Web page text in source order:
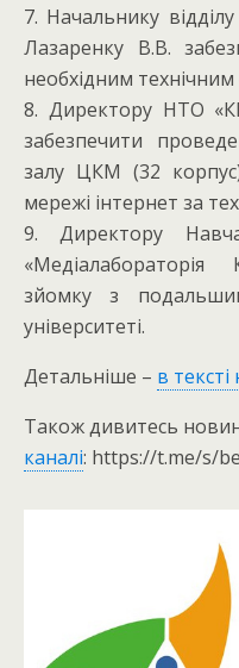
7. Начальнику
Лазаренку В.В.
необхідним
8. Директору НТО
забезпечити
залу ЦКМ (32
мережі інтернет за
9. Директору
зйомку з
університеті.
Детальніше – в тексті
Також дивитесь
каналі: https://t.me/s/